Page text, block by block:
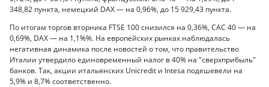
348,82 пункта, немецкий DAX — на 0,96%, до 15 929,43 пункта.
По итогам торгов вторника FTSE 100 снизился на 0,36%, CAC 40 — на
0,69%, DAX — на 1,1%%. На европейских рынках наблюдалась
негативная динамика после новостей о том, что правительство
Италии утвердило единовременный налог в 40% на "сверхприбыль"
банков. Так, акции итальянских Unicredit и Intesa подешевели на
5,9% и 8,7% соответственно.